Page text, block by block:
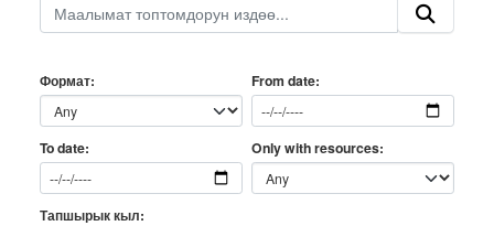
Формат From date
To date Only with resources
Тапшырык кыл